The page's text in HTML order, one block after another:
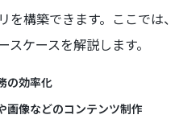
を構築できます。ここでは
スケースを解説します。
の効率化
画像などのコンテンツ制作